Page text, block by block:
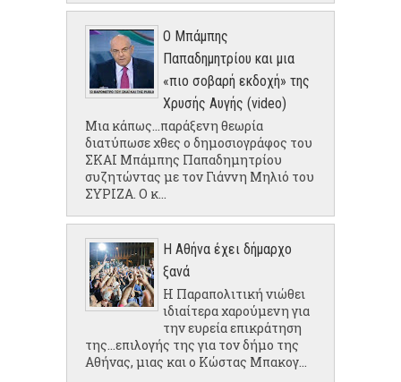
Ο Μπάμπης
Παπαδημητρίου και μια
«πιο σοβαρή εκδοχή» της
Χρυσής Αυγής (video)
Μια κάπως...παράξενη θεωρία
διατύπωσε χθες ο δημοσιογράφος του
ΣΚΑΙ Μπάμπης Παπαδημητρίου
συζητώντας με τον Γιάννη Μηλιό του
ΣΥΡΙΖΑ. Ο κ...
Η Αθήνα έχει δήμαρχο
ξανά
Η Παραπολιτική νιώθει
ιδιαίτερα χαρούμενη για
την ευρεία επικράτηση
της...επιλογής της για τον δήμο της
Αθήνας, μιας και ο Κώστας Μπακογ...